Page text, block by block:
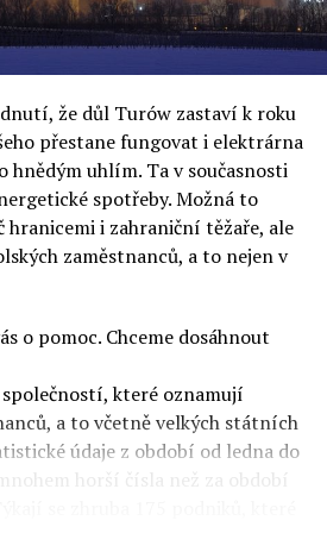
na podrobnosti,“ řekl Rafał
týdeníku Do Rzeczy a ironicky
vedení státního hřebčince
10 plemenných koní za 600
médii oslavované jako
PiS se 14 koní prodalo za 2,5
stejnou mediální partou
polského chovu koní. Ve vidění
ale určitě šlo při prodeji koní o
činnost.“
i jinde, pokračoval
aféře PiS kolem vydávání víz
dnešní opozice se nelegálně
Polska. Byla na to dokonce
vyšetřovací komise, která přišla
víz do Polska bylo
uspíšeno, tedy že víza byla
že důl Turów zastaví k roku
přestane fungovat i elektrárna
hnědým uhlím. Ta v současnosti
spotřeby. Možná to
i zahraniční těžaře, ale
zaměstnanců, a to nejen v
o pomoc. Chceme dosáhnout
které oznamují
a to včetně velkých státních
údaje z období od ledna do
horší čísla než za období